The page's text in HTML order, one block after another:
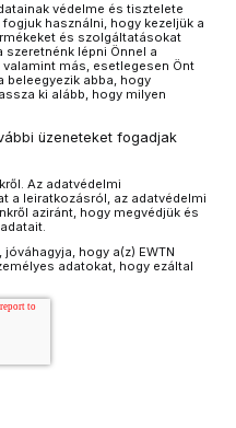
védelme és tisztelete
használni, hogy kezeljük a
és szolgáltatásokat
lépni Önnel a
más, esetlegesen Önt
beleegyezik abba, hogy
ki alább, hogy milyen
üzeneteket fogadjak
Az adatvédelmi
a leiratkozásról, az adatvédelmi
aziránt, hogy megvédjük és
hogy a(z) EWTN
adatokat, hogy ezáltal